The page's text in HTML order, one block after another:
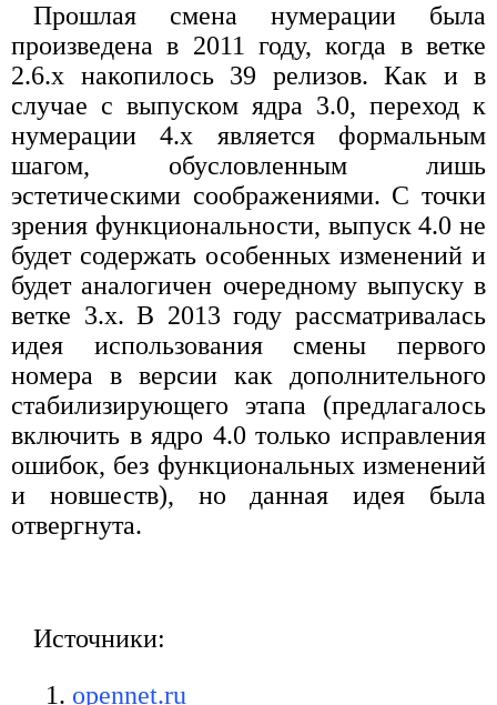
Прошлая смена нумерации была
произведена в 2011 году, когда в ветке
2.6.x накопилось 39 релизов. Как и в
случае с выпуском ядра 3.0, переход к
нумерации 4.x является формальным
шагом, обусловленным лишь
эстетическими соображениями. С точки
зрения функциональности, выпуск 4.0 не
будет содержать особенных изменений и
будет аналогичен очередному выпуску в
ветке 3.x. В 2013 году рассматривалась
идея использования смены первого
номера в версии как дополнительного
стабилизирующего этапа (предлагалось
включить в ядро 4.0 только исправления
ошибок, без функциональных изменений
и новшеств), но данная идея была
отвергнута.
Источники:
opennet.ru